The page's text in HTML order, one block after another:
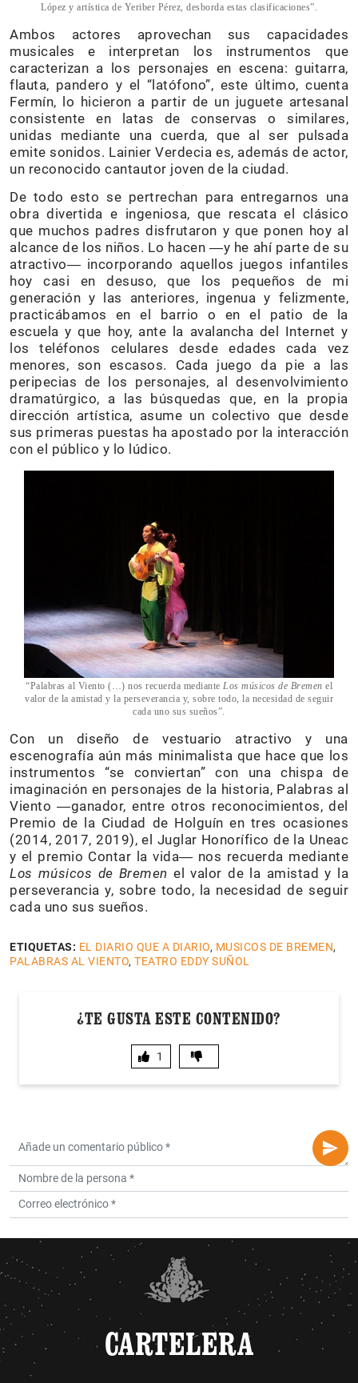
López y artística de Yeriber Pérez, desborda estas clasificaciones”.
Ambos actores aprovechan sus capacidades
musicales e interpretan los instrumentos que
caracterizan a los personajes en escena: guitarra,
flauta, pandero y el “latófono”, este último, cuenta
Fermín, lo hicieron a partir de un juguete artesanal
consistente en latas de conservas o similares,
unidas mediante una cuerda, que al ser pulsada
emite sonidos. Lainier Verdecia es, además de actor,
un reconocido cantautor joven de la ciudad.
De todo esto se pertrechan para entregarnos una
obra divertida e ingeniosa, que rescata el clásico
que muchos padres disfrutaron y que ponen hoy al
alcance de los niños. Lo hacen ―y he ahí parte de su
atractivo― incorporando aquellos juegos infantiles
hoy casi en desuso, que los pequeños de mi
generación y las anteriores, ingenua y felizmente,
practicábamos en el barrio o en el patio de la
escuela y que hoy, ante la avalancha del Internet y
los teléfonos celulares desde edades cada vez
menores, son escasos. Cada juego da pie a las
peripecias de los personajes, al desenvolvimiento
dramatúrgico, a las búsquedas que, en la propia
dirección artística, asume un colectivo que desde
sus primeras puestas ha apostado por la interacción
con el público y lo lúdico.
“Palabras al Viento (…) nos recuerda mediante Los músicos de Bremen el
valor de la amistad y la perseverancia y, sobre todo, la necesidad de seguir
cada uno sus sueños”.
Con un diseño de vestuario atractivo y una
escenografía aún más minimalista que hace que los
instrumentos “se conviertan” con una chispa de
imaginación en personajes de la historia, Palabras al
Viento ―ganador, entre otros reconocimientos, del
Premio de la Ciudad de Holguín en tres ocasiones
(2014, 2017, 2019), el Juglar Honorífico de la Uneac
y el premio Contar la vida― nos recuerda mediante
Los músicos de Bremen el valor de la amistad y la
perseverancia y, sobre todo, la necesidad de seguir
cada uno sus sueños.
ETIQUETAS: EL DIARIO QUE A DIARIO, MUSICOS DE BREMEN,
PALABRAS AL VIENTO, TEATRO EDDY SUÑOL
¿TE GUSTA ESTE CONTENIDO?
1
CARTELERA